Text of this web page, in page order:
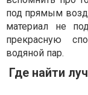
под прямым
материал не
прекрасную
водяной пар.
Где найти